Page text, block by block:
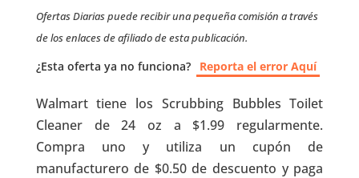
Ofertas Diarias puede recibir una pequeña comisión a través
de los enlaces de afiliado de esta publicación.
¿Esta oferta ya no funciona? Reporta el error Aquí
Walmart tiene los Scrubbing Bubbles Toilet
Cleaner de 24 oz a $1.99 regularmente.
Compra uno y utiliza un cupón de
manufacturero de $0.50 de descuento y paga